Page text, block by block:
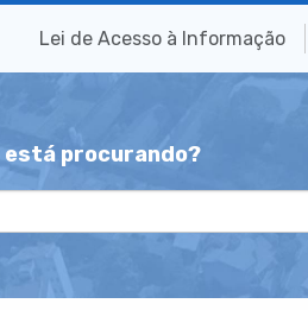
Lei de Acesso à Informação
está procurando?